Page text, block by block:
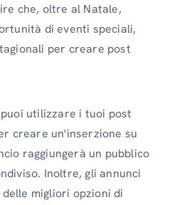
che, oltre al Natale,
di eventi speciali,
per creare post
utilizzare i tuoi post
creare un'inserzione su
raggiungerà un pubblico
Inoltre, gli annunci
migliori opzioni di